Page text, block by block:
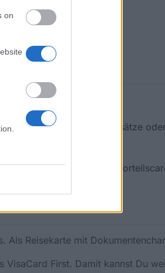
on
Voraussetzungen.
müssen keine Mindestumsätze
auch keine.
eine gratis ÖBB-
Als Reisekarte mit
First. Damit kannst Du